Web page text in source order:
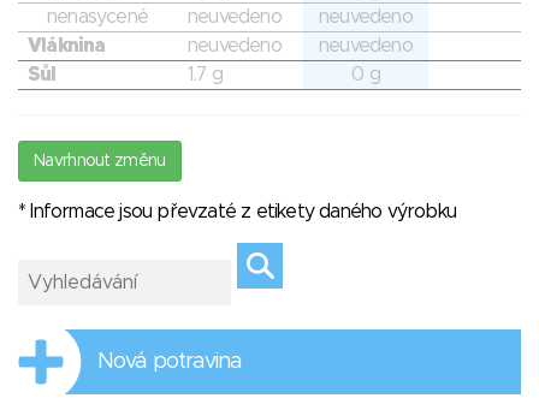
nenasycené
neuvedeno
neuvedeno
Vláknina
neuvedeno
neuvedeno
Sůl
1.7 g 0 g
Navrhnout změnu
* Informace jsou převzaté z etikety daného výrobku
Nová potravina